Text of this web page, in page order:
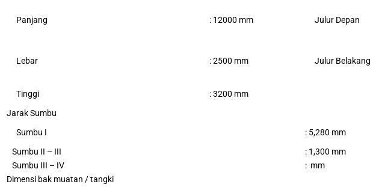
Panjang : 12000 mm Julur Depan
Lebar : 2500 mm Julur Belakang
Tinggi
: 3200 mm
Jarak Sumbu
Sumbu I
: 5,280 mm
Sumbu II – III
: 1,300 mm
Sumbu III – IV
: mm
Dimensi bak muatan / tangki